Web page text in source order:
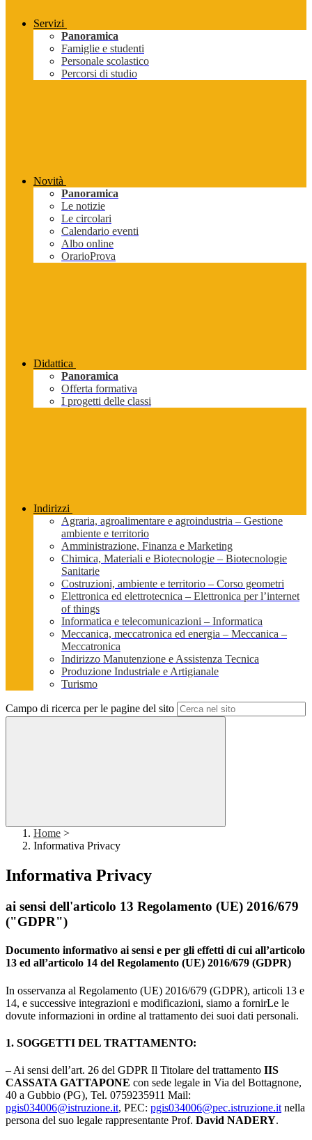
Servizi
Panoramica
Famiglie e studenti
Personale scolastico
Percorsi di studio
Novità
Panoramica
Le notizie
Le circolari
Calendario eventi
Albo online
OrarioProva
Didattica
Panoramica
Offerta formativa
I progetti delle classi
Indirizzi
Agraria, agroalimentare e agroindustria – Gestione
ambiente e territorio
Amministrazione, Finanza e Marketing
Chimica, Materiali e Biotecnologie – Biotecnologie
Sanitarie
Costruzioni, ambiente e territorio – Corso geometri
Elettronica ed elettrotecnica – Elettronica per l’internet
of things
Informatica e telecomunicazioni – Informatica
Meccanica, meccatronica ed energia – Meccanica –
Meccatronica
Indirizzo Manutenzione e Assistenza Tecnica
Produzione Industriale e Artigianale
Turismo
Campo di ricerca per le pagine del sito
Home >
Informativa Privacy
Informativa Privacy
ai sensi dell'articolo 13 Regolamento (UE) 2016/679
("GDPR")
Documento informativo ai sensi e per gli effetti di cui all’articolo
13 ed all’articolo 14 del Regolamento (UE) 2016/679 (GDPR)
In osservanza al Regolamento (UE) 2016/679 (GDPR), articoli 13 e
14, e successive integrazioni e modificazioni, siamo a fornirLe le
dovute informazioni in ordine al trattamento dei suoi dati personali.
1. SOGGETTI DEL TRATTAMENTO:
– Ai sensi dell’art. 26 del GDPR Il Titolare del trattamento IIS
CASSATA GATTAPONE con sede legale in Via del Bottagnone,
40 a Gubbio (PG), Tel. 0759235911 Mail:
pgis034006@istruzione.it, PEC: pgis034006@pec.istruzione.it nella
persona del suo legale rappresentante Prof. David NADERY.